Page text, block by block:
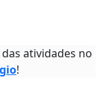
atividades no
!